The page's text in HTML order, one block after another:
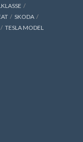
SKODA
TESLA MODEL